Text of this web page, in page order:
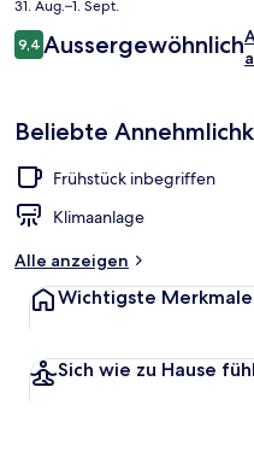
Minuten (U-Bahn-Station San
Station Re di Roma).
CHF 91.
31. Aug.–1. Sept.
Bewertungen
9,49,4 von 10.
Aussergewöhnlich
Beliebte
Frühstück inbegriffen
Klimaanlage
Alle anzeigen
Wichtigste Merkmale
Sich wie zu Hause